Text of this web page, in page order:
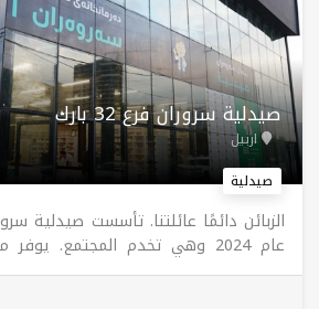
صيدلية سروران فرع 32 بارك
اربيل
صيدلية
عام 2024 وهي تخدم المجتمع.
الأدوية عالية الجودة بواسطة